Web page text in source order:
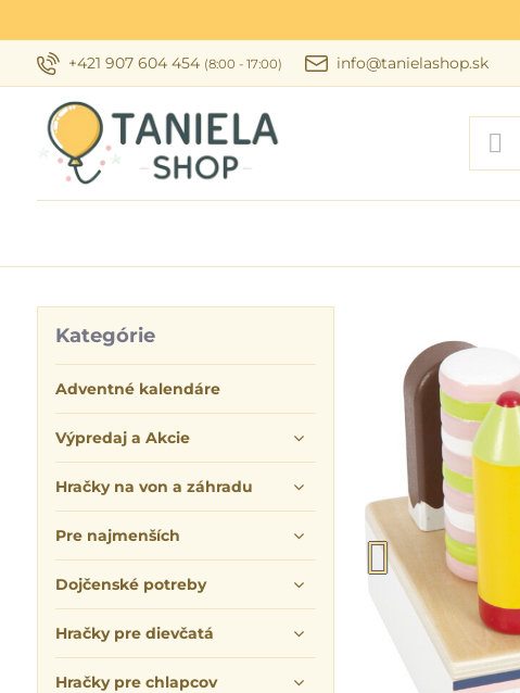
+421 907 604 454 (8:00 - 17:00) info@tanielashop.sk
Kategórie
Adventné kalendáre
Výpredaj a Akcie
Hračky na von a záhradu
Pre najmenších
Dojčenské potreby
Hračky pre dievčatá
Hračky pre chlapcov